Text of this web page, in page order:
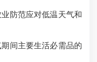
防范应对低温天气和
间主要生活必需品的